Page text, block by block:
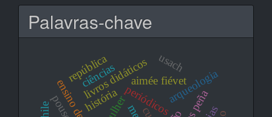
Palavras-chave
históriaperiódicos
livros didáticosaimée fiévet
ciências arqueologia
chile
usach
república